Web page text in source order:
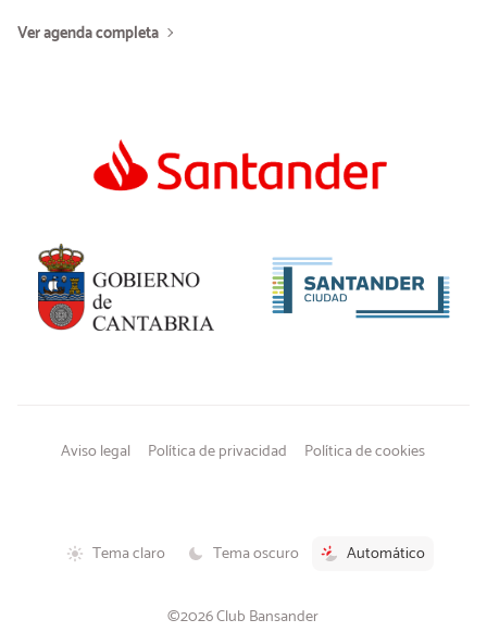
Ver agenda completa
Aviso legal Política de privacidad Política de cookies
Tema claro Tema oscuro Automático
©2026 Club Bansander